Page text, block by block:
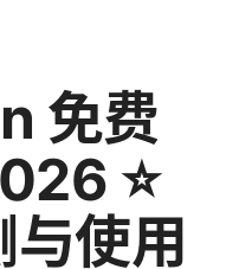
免费
⭐
与使用